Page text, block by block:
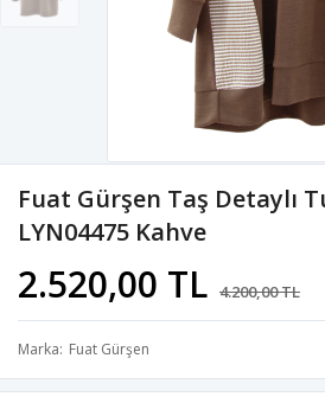
Fuat Gürşen Taş Detaylı
LYN04475 Kahve
2.520,00 TL 4.200,00 TL
Marka Fuat Gürşen